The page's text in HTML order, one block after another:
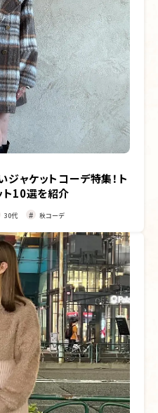
ジャケットコーデ特集！ト
ト10選を紹介
30代 秋コーデ